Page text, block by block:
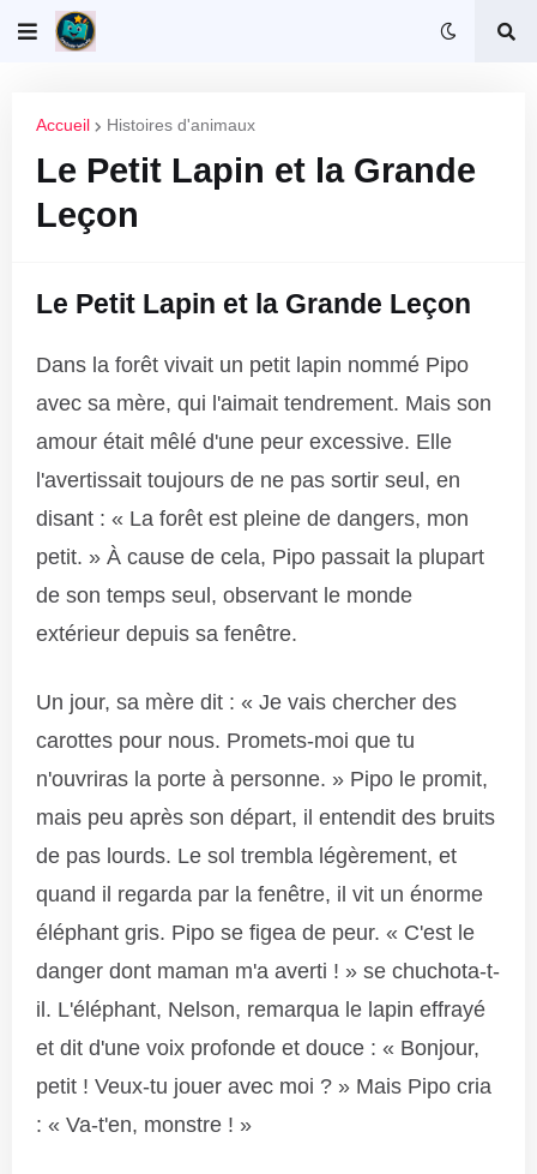
Accueil Histoires d'animaux
Le Petit Lapin et la Grande
Leçon
Le Petit Lapin et la Grande Leçon
Dans la forêt vivait un petit lapin nommé Pipo
avec sa mère, qui l'aimait tendrement. Mais son
amour était mêlé d'une peur excessive. Elle
l'avertissait toujours de ne pas sortir seul, en
disant : « La forêt est pleine de dangers, mon
petit. » À cause de cela, Pipo passait la plupart
de son temps seul, observant le monde
extérieur depuis sa fenêtre.
Un jour, sa mère dit : « Je vais chercher des
carottes pour nous. Promets-moi que tu
n'ouvriras la porte à personne. » Pipo le promit,
mais peu après son départ, il entendit des bruits
de pas lourds. Le sol trembla légèrement, et
quand il regarda par la fenêtre, il vit un énorme
éléphant gris. Pipo se figea de peur. « C'est le
danger dont maman m'a averti ! » se chuchota-t-
il. L'éléphant, Nelson, remarqua le lapin effrayé
et dit d'une voix profonde et douce : « Bonjour,
petit ! Veux-tu jouer avec moi ? » Mais Pipo cria
: « Va-t'en, monstre ! »